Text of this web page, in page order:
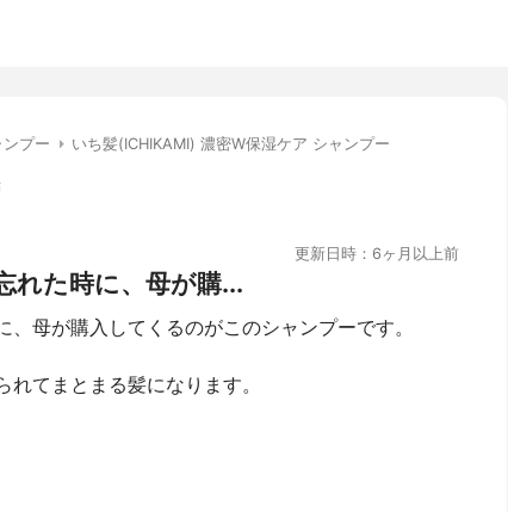
ンプー いち髪(ICHIKAMI) 濃密W保湿ケア シャンプー
更新日時：6ヶ月以上前
れた時に、母が購...
母が購入してくるのがこのシャンプーです。
てまとまる髪になります。